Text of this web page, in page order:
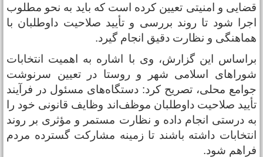
و امنیتی تعیین کرده است که باید به نحو مطلوب
شود تا روند بررسی و تأیید صلاحیت داوطلبان با
و نظارت دقیق انجام گیرد.
این گزارش، وی با اشاره به اهمیت انتخابات
اسلامی شهر و روستا در تعیین سرنوشت
محلی، تصریح کرد: دستگاه‌های مسئول در فرآیند
صلاحیت داوطلبان موظف‌اند وظایف قانونی خود را
درستی انجام داده و نظارت مستمر و مؤثری بر روند
داشته باشند تا زمینه مشارکت گسترده مردم
شود.